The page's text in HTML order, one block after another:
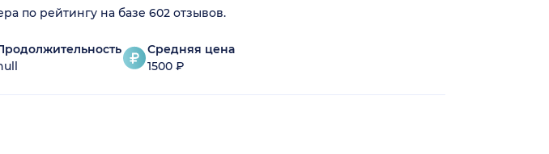
по рейтингу на базе 602 отзывов.
Средняя цена
1500 ₽